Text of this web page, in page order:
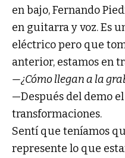
en bajo, Fernando
en guitarra y voz. Es
eléctrico pero que
anterior, estamos en
—¿Cómo llegan a la
—Después del demo
transformaciones.
Sentí que teníamos
represente lo que